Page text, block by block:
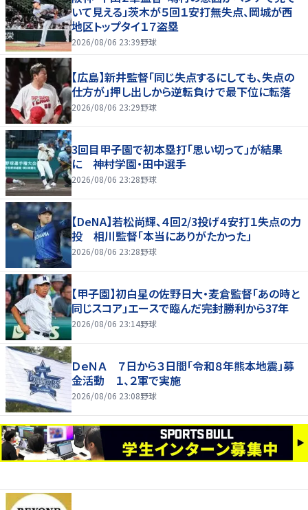
いて見える」茨木が５回１安打無失点、岡城が西
地区トップタイ１７盗塁
2026/08/06 23:39野球
【広島】新井監督「同じ失点するにしても、失点の
仕方が」押し出しから逆転負けで最下位に転落
2026/08/06 23:29野球
3回目甲子園で初本塁打「思い切って」が結果
に 神村学園・田中選手
2026/08/06 23:28野球
【DeNA】若松尚輝、４回2/3投げ４安打１失点の力
投 相川監督「本当にありがたかった」
2026/08/06 23:28野球
【甲子園】初白星の佐野日大・麦倉監督「あの時と
同じスコア」エースで臨んだ完封勝利から37年
2026/08/06 23:14野球
ＤｅＮＡ ７日から３日間「令和８年熊本地震」募
金活動 １、２軍で実施
2026/08/06 23:08野球